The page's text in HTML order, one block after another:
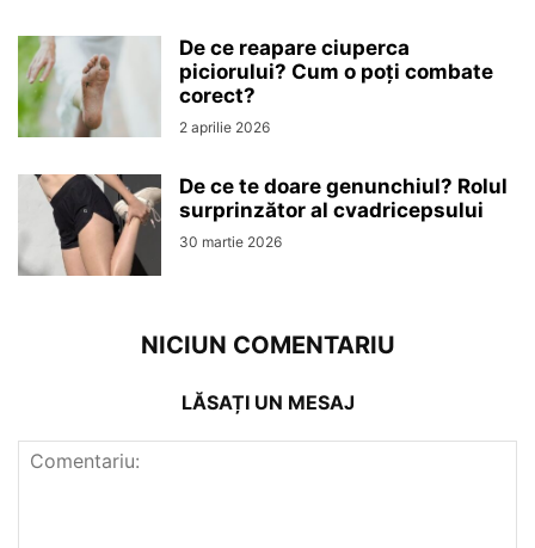
De ce reapare ciuperca
piciorului? Cum o poți combate
corect?
2 aprilie 2026
De ce te doare genunchiul? Rolul
surprinzător al cvadricepsului
30 martie 2026
NICIUN COMENTARIU
LĂSAȚI UN MESAJ